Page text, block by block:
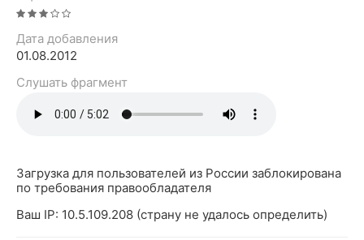
Дата добавления
01.08.2012
Слушать фрагмент
Загрузка для пользователей из России заблокирована
по требования правообладателя
Ваш IP: 10.5.109.208 (страну не удалось определить)